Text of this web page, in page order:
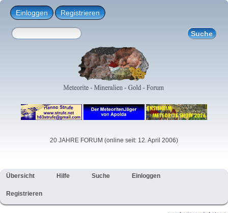
Einloggen Registrieren
20 JAHRE FORUM (online seit: 12. April 2006)
Übersicht Hilfe Suche Einloggen
Registrieren